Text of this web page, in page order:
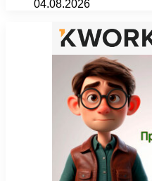
04.08.2026